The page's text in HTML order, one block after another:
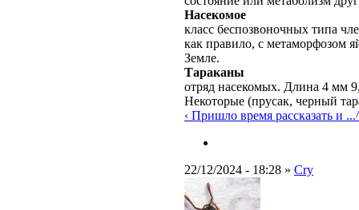
Насекомое
класс беспозвоночных типа
как правило, с метаморфозом
Земле.
Тараканы
отряд насекомых. Длина 4 мм
Некоторые (прусак, черный
‹ Пришло время рассказать и ...
22/12/2024 - 18:28 » Cry